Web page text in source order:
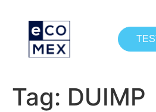
Tag: DUIMP